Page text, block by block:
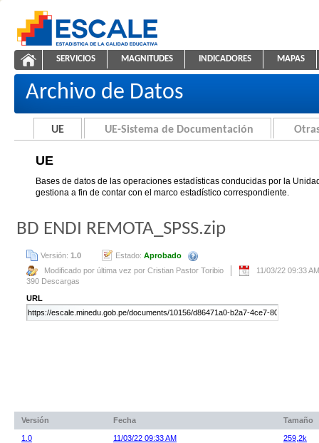
ESCALE - Unidad de Estadística Educativa
UE
NAVEGACIÓN
SERVICIOS MAGNITUDES INDICADORES MAPAS
Archivo de Datos
UE UE-Sistema de Documentación
UE
Bases de datos de las operaciones estadísticas conducidas por la
gestiona a fin de contar con el marco estadístico correspondiente.
BD ENDI REMOTA_SPSS.zip
Versión: 1.0 Estado: Aprobado
Modificado por última vez por Cristian Pastor Toribio
11/03/22 09:33 AM
390 Descargas
URL
Versión Fecha Tamaño
1.0 11/03/22 09:33 AM 259,2k